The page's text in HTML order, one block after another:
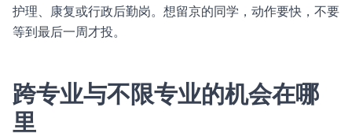
护理、康复或行政后勤岗。想留京的同学，动作要快，不要
等到最后一周才投。
跨专业与不限专业的机会在哪
里